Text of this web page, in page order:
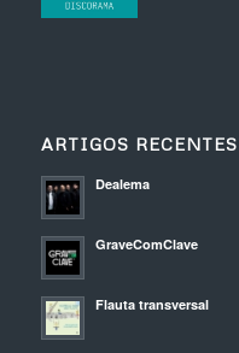
ARTIGOS RECENTES
Dealema
GraveComClave
Flauta transversal